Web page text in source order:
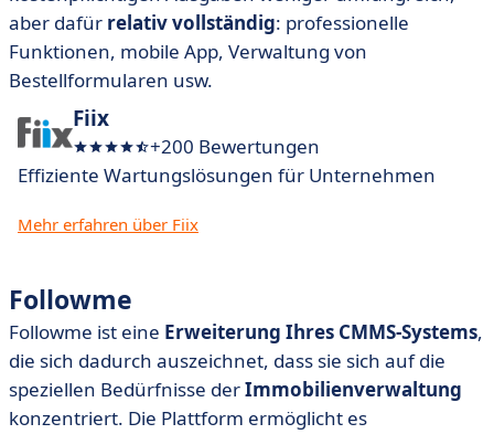
aber dafür relativ vollständig: professionelle
Funktionen, mobile App, Verwaltung von
Bestellformularen usw.
Fiix
+200 Bewertungen
Effiziente Wartungslösungen für Unternehmen
Mehr erfahren über Fiix
Followme
Followme ist eine Erweiterung Ihres CMMS-Systems,
die sich dadurch auszeichnet, dass sie sich auf die
speziellen Bedürfnisse derImmobilienverwaltung
konzentriert. Die Plattform ermöglicht es